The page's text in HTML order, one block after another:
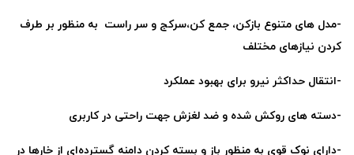
-مدل های متنوع بازکن، جمع کن،سرکج و سر راست به منظور بر طرف
کردن نیازهای مختلف
-انتقال حداکثر نیرو برای بهبود عملکرد
-دسته های روکش شده و ضد لغزش جهت راحتی در کاربری
-دارای نوک قوی به منظور باز و بسته کردن دامنه گسترده‌ای از خارها در